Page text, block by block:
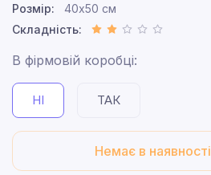
Розмір:
40x50 см
Складність:
В фірмовій коробці:
НІ ТАК
Немає в наявності